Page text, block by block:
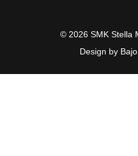
© 2026 SMK Stella
Design by